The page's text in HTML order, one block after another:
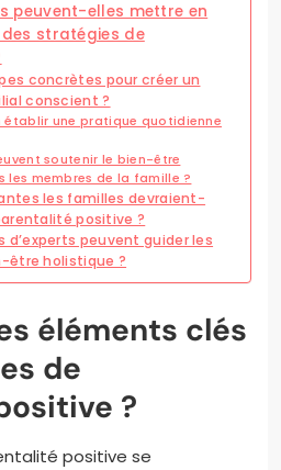
peuvent-elles mettre en
stratégies de
concrètes pour créer un
conscient ?
une pratique quotidienne
soutenir le bien-être
les membres de la famille ?
les familles devraient-
positive ?
d’experts peuvent guider les
être holistique ?
éléments clés
de
?
positive se